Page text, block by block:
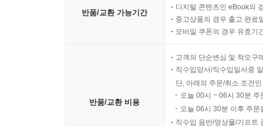
반품/교환 가능기간
디지털 콘텐츠인 eBook의
중고상품의 경우 출고 완료
모바일 쿠폰의 경우 유효기
반품/교환 비용
고객의 단순변심 및 착오구
직수입양서/직수입일서중
단, 아래의 주문/취소 조건
오늘 00시 ~ 06시 30분
오늘 06시 30분 이후 주
직수입 음반/영상물/기프트